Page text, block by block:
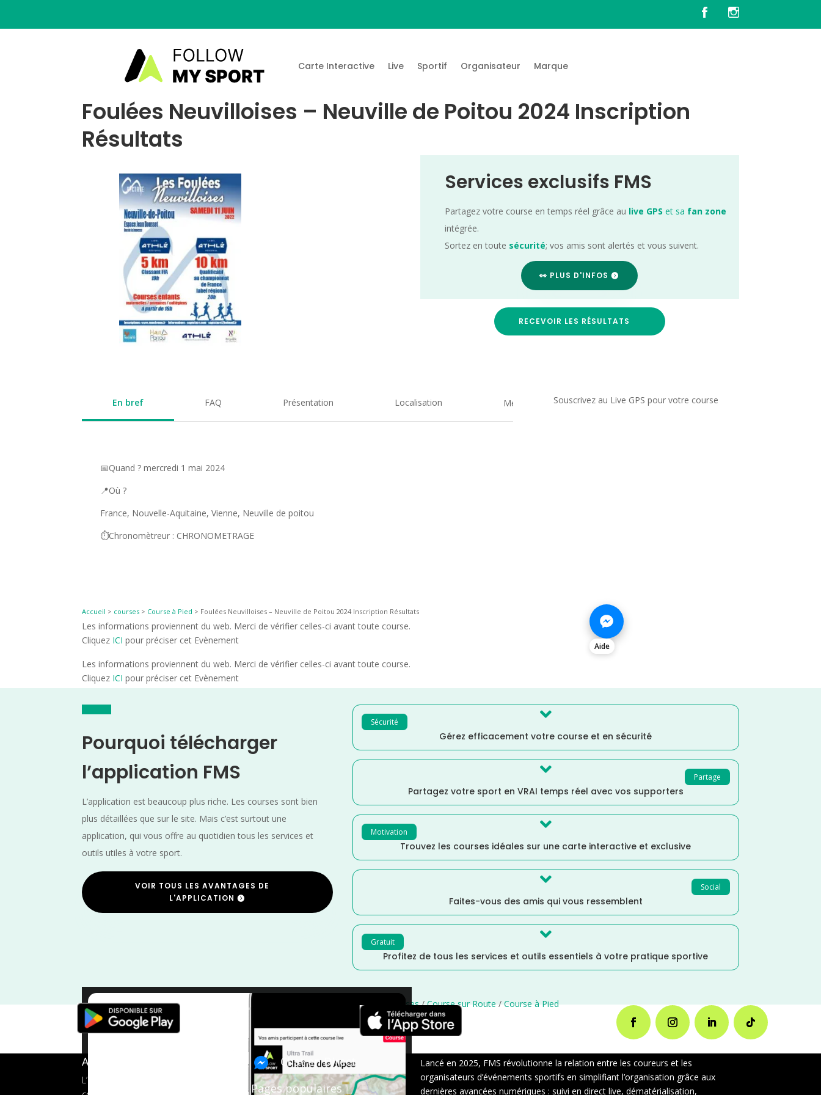
Carte Interactive Live Sportif Organisateur Marque
Foulées Neuvilloises – Neuville de Poitou 2024 Inscription
Résultats
Services exclusifs FMS
Partagez votre course en temps réel grâce au live GPS et sa fan zone
intégrée.
Sortez en toute sécurité; vos amis sont alertés et vous suivent.
👀 PLUS D'INFOS
RECEVOIR LES RÉSULTATS
En bref FAQ Présentation Localisation Medias
📅Quand ? mercredi 1 mai 2024
📍Où ?
France, Nouvelle-Aquitaine, Vienne, Neuville de poitou
⏱️Chronomètreur : CHRONOMETRAGE
Souscrivez au Live GPS pour votre course
Accueil > courses > Course à Pied > Foulées Neuvilloises – Neuville de Poitou 2024 Inscription Résultats
Les informations proviennent du web. Merci de vérifier celles-ci avant toute course.
Cliquez ICI pour préciser cet Evènement
Les informations proviennent du web. Merci de vérifier celles-ci avant toute course.
Cliquez ICI pour préciser cet Evènement
Aide
Pourquoi télécharger
l’application FMS
L’application est beaucoup plus riche. Les courses sont bien
plus détaillées que sur le site. Mais c’est surtout une
application, qui vous offre au quotidien tous les services et
outils utiles à votre sport.
VOIR TOUS LES AVANTAGES DE
L'APPLICATION
Sécurité 
Gérez efficacement votre course et en sécurité
Partage

Partagez votre sport en VRAI temps réel avec vos supporters
Motivation 
Trouvez les courses idéales sur une carte interactive et exclusive
Social

Faites-vous des amis qui vous ressemblent
Gratuit 
Profitez de tous les services et outils essentiels à votre pratique sportive
×
Distance Faible courses/Course sur Route/Course à Pied
A propos de FMS
L’application tout-en-un pour les
Chat en Direct
Pages populaires
Lancé en 2025, FMS révolutionne la relation entre les coureurs et les
organisateurs d’événements sportifs en simplifiant l’organisation grâce aux
dernières avancées numériques : suivi en direct live, dématérialisation,